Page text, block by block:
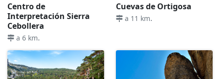
Centro de
Interpretación Sierra
Cebollera
a 6 km.
Cuevas de Ortigosa
a 11 km.